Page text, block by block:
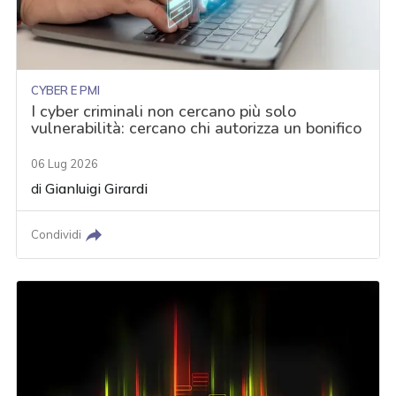
CYBER E PMI
I cyber criminali non cercano più solo
vulnerabilità: cercano chi autorizza un bonifico
06 Lug 2026
diGianluigi Girardi
Condividi